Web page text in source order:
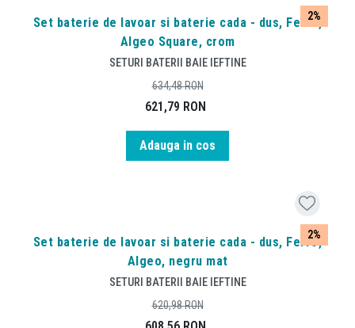
2%
Set baterie de lavoar si baterie cada - dus, Ferro,
Algeo Square, crom
SETURI BATERII BAIE IEFTINE
621,79 RON
634,48RON
Adauga in cos
2%
Set baterie de lavoar si baterie cada - dus, Ferro,
Algeo, negru mat
SETURI BATERII BAIE IEFTINE
620,98RON